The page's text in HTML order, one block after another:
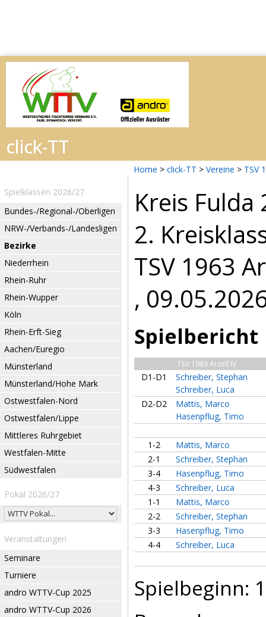
Home > click-TT > Vereine > TSV
Spielklassen 2026/27
Bundes-/Regional-/Oberligen
NRW-/Verbands-/Landesligen
Bezirke
Niederrhein
Rhein-Ruhr
Rhein-Wupper
Köln
Rhein-Erft-Sieg
Aachen/Euregio
Münsterland
Münsterland/Hohe Mark
Ostwestfalen-Nord
Ostwestfalen/Lippe
Mittleres Ruhrgebiet
Westfalen-Mitte
Südwestfalen
Pokal 2026/27
Veranstaltungen
Seminare
Turniere
andro WTTV-Cup 2025
andro WTTV-Cup 2026
Kreis Fulda
2.
TSV 1963
,
Spielbericht
TSV 1963 Arzell IV
D1-D1
Schreiber, Stephan
Schreiber, Luca
D2-D2
Mattis, Marco
Hasenpflug, Timo
1-2
Mattis, Marco
2-1
Schreiber, Stephan
3-4
Hasenpflug, Timo
4-3
Schreiber, Luca
1-1
Mattis, Marco
2-2
Schreiber, Stephan
3-3
Hasenpflug, Timo
4-4
Schreiber, Luca
Spielbeginn: